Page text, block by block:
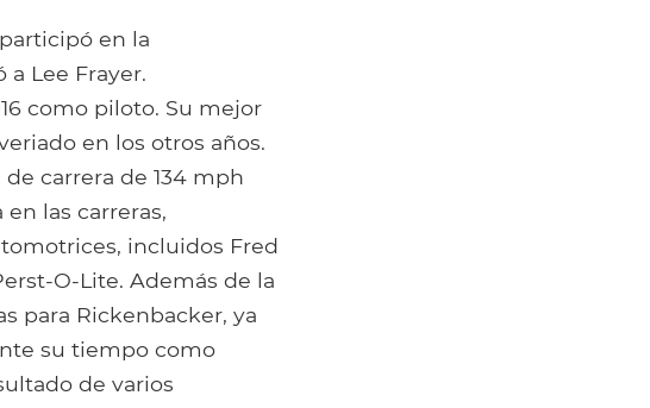
en la
a Lee Frayer.
como piloto. Su mejor
en los otros años.
carrera de 134 mph
las carreras,
incluidos Fred
O-Lite. Además de la
para Rickenbacker, ya
su tiempo como
de varios